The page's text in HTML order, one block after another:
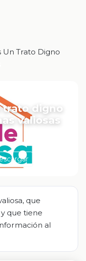
Trato Digno
trato digno
valiosas
que
que tiene
al